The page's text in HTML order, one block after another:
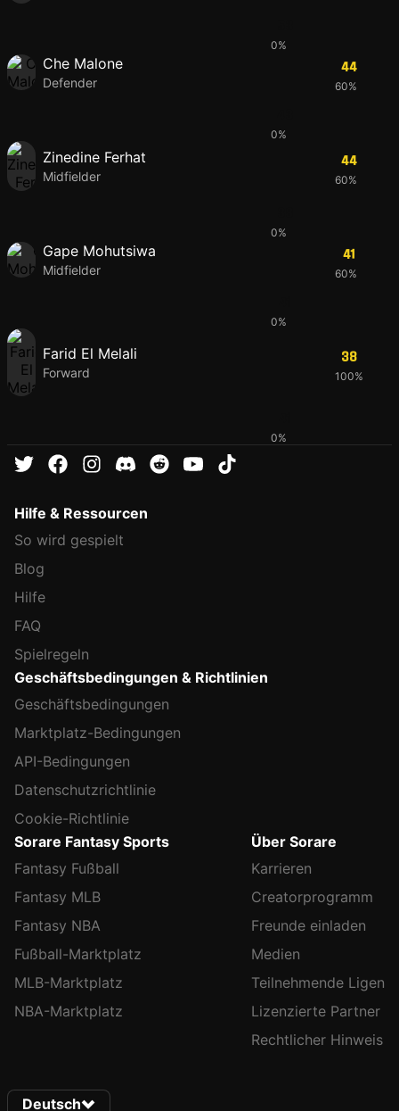
0%
Che Malone
Defender
44
60%
0%
Zinedine Ferhat
Midfielder
44
60%
0%
Gape Mohutsiwa
Midfielder
41
60%
0%
Farid El Melali
Forward
38
100%
0%
Hilfe & Ressourcen
So wird gespielt
Blog
Hilfe
FAQ
Spielregeln
Geschäftsbedingungen & Richtlinien
Geschäftsbedingungen
Marktplatz-Bedingungen
API-Bedingungen
Datenschutzrichtlinie
Cookie-Richtlinie
Sorare Fantasy Sports
Fantasy Fußball
Fantasy MLB
Fantasy NBA
Fußball-Marktplatz
MLB-Marktplatz
NBA-Marktplatz
Über Sorare
Karrieren
Creatorprogramm
Freunde einladen
Medien
Teilnehmende Ligen
Lizenzierte Partner
Rechtlicher Hinweis
Deutsch